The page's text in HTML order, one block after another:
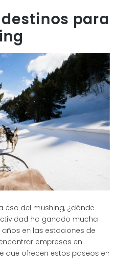
para
eso del mushing, ¿dónde
ha ganado mucha
en las estaciones de
empresas en
que ofrecen estos paseos en